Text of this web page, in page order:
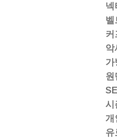
넥
벨
커
악
가
원
시
개
유